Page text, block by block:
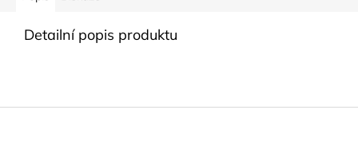
Detailní popis produktu
Z